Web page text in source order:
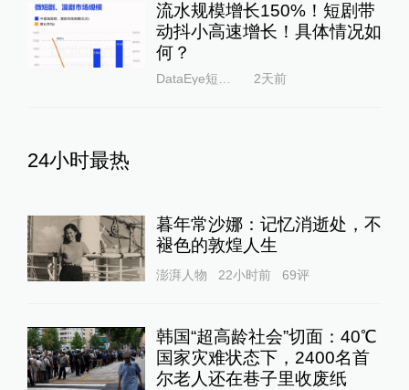
流水规模增长150%！短剧带
动抖小高速增长！具体情况如
何？
2天前
24小时最热
暮年常沙娜：记忆消逝处，不
褪色的敦煌人生
澎湃人物 22小时前 69评
韩国“超高龄社会”切面：40℃
国家灾难状态下，2400名首
尔老人还在巷子里收废纸